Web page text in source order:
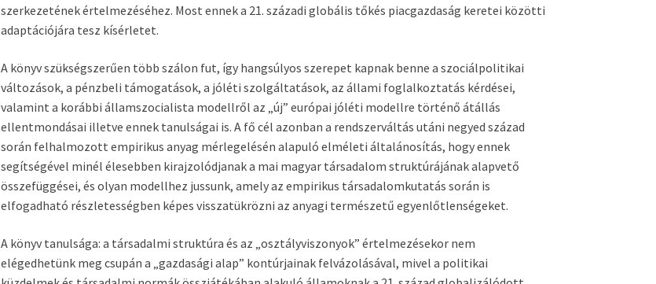
szerkezetének értelmezéséhez. Most ennek a 21. századi globális tőkés piacgazdaság keretei közötti
adaptációjára tesz kísérletet.
A könyv szükségszerűen több szálon fut, így hangsúlyos szerepet kapnak benne a szociálpolitikai
változások, a pénzbeli támogatások, a jóléti szolgáltatások, az állami foglalkoztatás kérdései,
valamint a korábbi államszocialista modellről az „új” európai jóléti modellre történő átállás
ellentmondásai illetve ennek tanulságai is. A fő cél azonban a rendszerváltás utáni negyed század
során felhalmozott empirikus anyag mérlegelésén alapuló elméleti általánosítás, hogy ennek
segítségével minél élesebben kirajzolódjanak a mai magyar társadalom struktúrájának alapvető
összefüggései, és olyan modellhez jussunk, amely az empirikus társadalomkutatás során is
elfogadható részletességben képes visszatükrözni az anyagi természetű egyenlőtlenségeket.
A könyv tanulsága: a társadalmi struktúra és az „osztályviszonyok” értelmezésekor nem
elégedhetünk meg csupán a „gazdasági alap” kontúrjainak felvázolásával, mivel a politikai